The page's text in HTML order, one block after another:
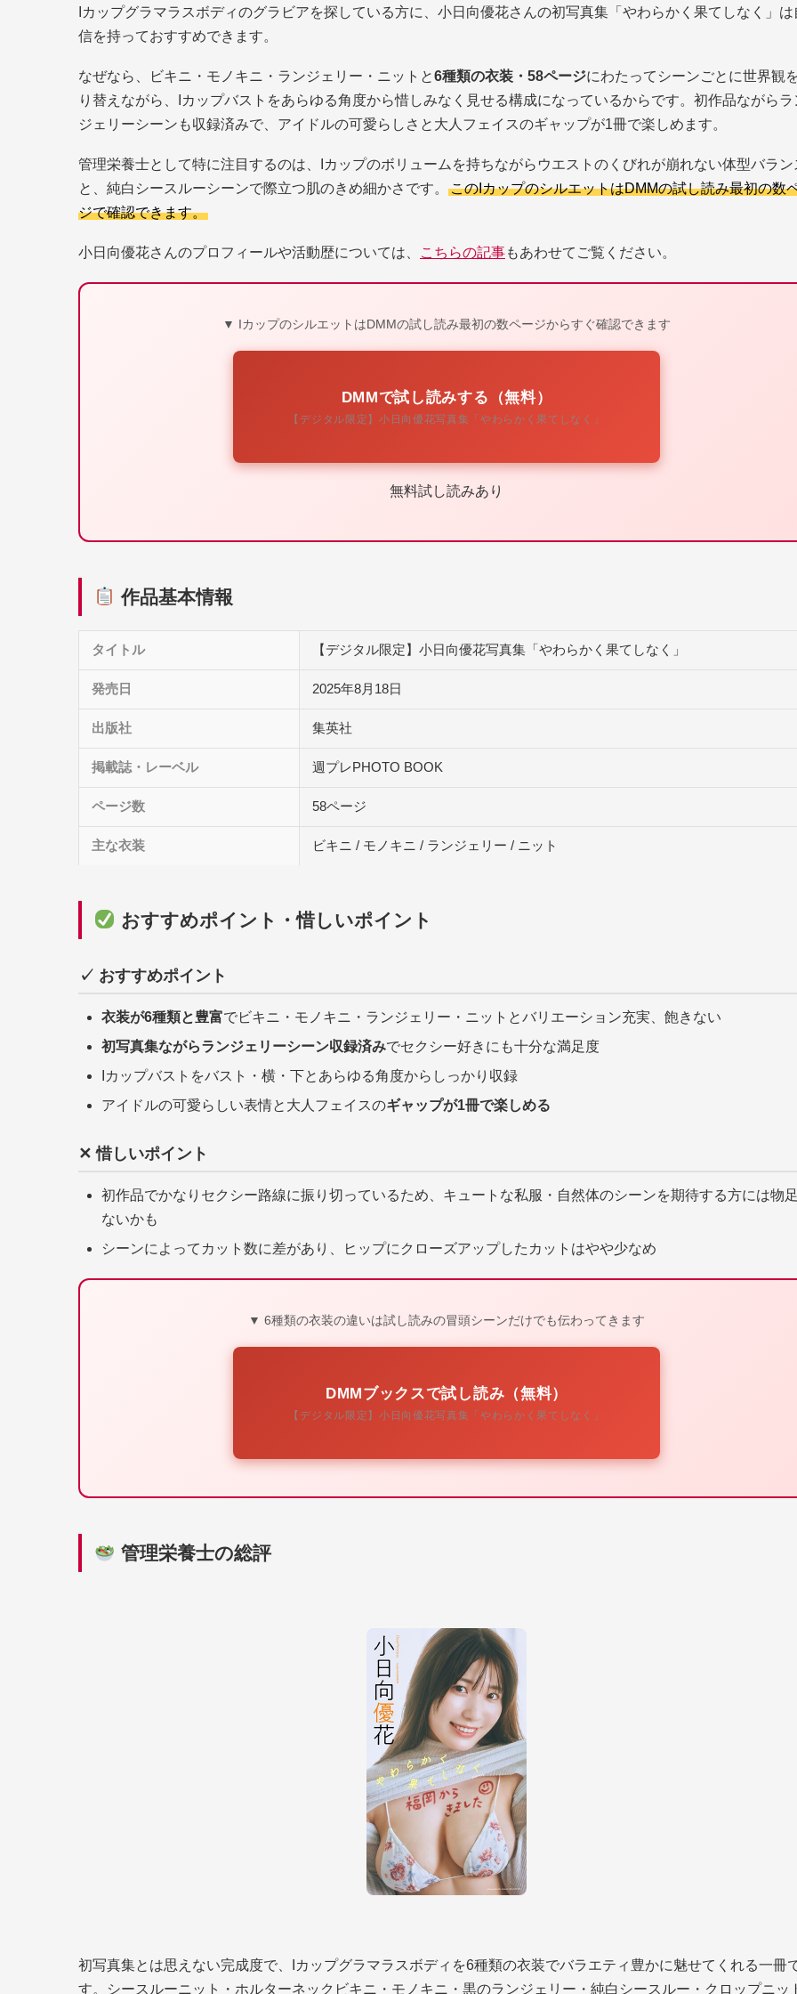
Iカップグラマラスボディのグラビアを探している方に、小日向優花さんの初写真集「やわらかく果てしなく」は
信を持っておすすめできます。
なぜなら、ビキニ・モノキニ・ランジェリー・ニットと6種類の衣装・58ページにわたってシーンごとに世界観
り替えながら、Iカップバストをあらゆる角度から惜しみなく見せる構成になっているからです。初作品ながらラ
ジェリーシーンも収録済みで、アイドルの可愛らしさと大人フェイスのギャップが1冊で楽しめます。
管理栄養士として特に注目するのは、Iカップのボリュームを持ちながらウエストのくびれが崩れない体型バラン
と、純白シースルーシーンで際立つ肌のきめ細かさです。
このIカップのシルエットはDMMの試し読み最初の数
ジで確認できます。
小日向優花さんのプロフィールや活動歴については、 こちらの記事もあわせてご覧ください。
▼ IカップのシルエットはDMMの試し読み最初の数ページからすぐ確認できます
DMMで試し読みする（無料）
【デジタル限定】小日向優花写真集「やわらかく果てしなく」
無料試し読みあり
作品基本情報
タイトル 【デジタル限定】小日向優花写真集「やわらかく果てしなく」
発売日 2025年8月18日
出版社 集英社
掲載誌・レーベル 週プレPHOTO BOOK
ページ数 58ページ
主な衣装 ビキニ / モノキニ / ランジェリー / ニット
おすすめポイント・惜しいポイント
✓ おすすめポイント
衣装が6種類と豊富でビキニ・モノキニ・ランジェリー・ニットとバリエーション充実、飽きない
初写真集ながらランジェリーシーン収録済みでセクシー好きにも十分な満足度
Iカップバストをバスト・横・下とあらゆる角度からしっかり収録
アイドルの可愛らしい表情と大人フェイスのギャップが1冊で楽しめる
✕ 惜しいポイント
初作品でかなりセクシー路線に振り切っているため、キュートな私服・自然体のシーンを期待する方には物
ないかも
シーンによってカット数に差があり、ヒップにクローズアップしたカットはやや少なめ
▼ 6種類の衣装の違いは試し読みの冒頭シーンだけでも伝わってきます
DMMブックスで試し読み（無料）
【デジタル限定】小日向優花写真集「やわらかく果てしなく」
管理栄養士の総評
初写真集とは思えない完成度で、Iカップグラマラスボディを6種類の衣装でバラエティ豊かに魅せてくれる一冊
す。シースルーニット・ホルターネックビキニ・モノキニ・黒のランジェリー・純白シースルー・クロップニッ